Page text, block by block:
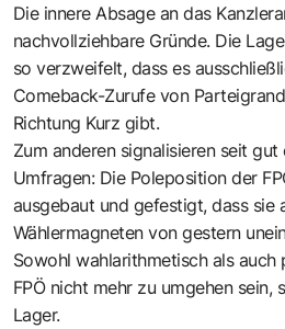
Die innere Absage an das
nachvollziehbare Gründe. Die
so verzweifelt, dass es
Comeback-Zurufe von
Richtung Kurz gibt.
Zum anderen signalisieren seit gut
Umfragen: Die Poleposition der
ausgebaut und gefestigt, dass sie
Wählermagneten von gestern
Sowohl wahlarithmetisch als
FPÖ nicht mehr zu umgehen sein,
Lager.